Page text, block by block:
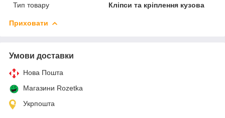
Тип товару
Кліпси та кріплення кузова
Приховати
Умови доставки
Нова Пошта
Магазини Rozetka
Укрпошта